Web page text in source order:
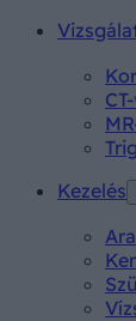
Kezelés